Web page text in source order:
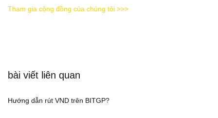
Tham gia cộng đồng của chúng tôi >>>
bài viết liên quan
Hướng dẫn rút VND trên BITGP?